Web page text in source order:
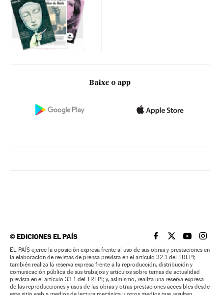
Baixe o app
©EDICIONES EL PAÍS EL PAÍS BRASIL EN
EL PAÍSEL PAÍS
EL
EL PAÍS ejerce la oposición expresa frente al uso de sus obras y prestaciones en
la elaboración de revistas de prensa prevista en el artículo 32.1 del TRLPI;
también realiza la reserva expresa frente a la reproducción, distribución y
comunicación pública de sus trabajos y artículos sobre temas de actualidad
prevista en el artículo 33.1 del TRLPI; y, asimismo, realiza una reserva expresa
de las reproducciones y usos de las obras y otras prestaciones accesibles desde